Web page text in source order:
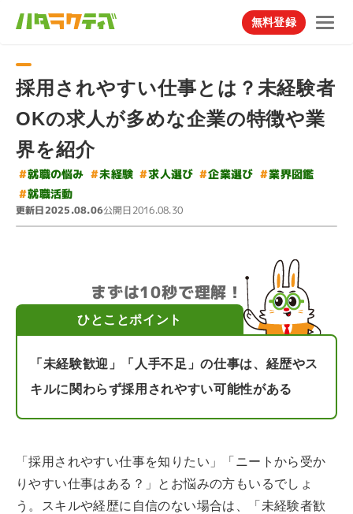
無料登録
採用されやすい仕事とは？未経験者
OKの求人が多めな企業の特徴や業
界を紹介
#就職の悩み #未経験 #求人選び #企業選び #業界図鑑
#就職活動
更新日2025.08.06公開日2016.08.30
まずは10秒で理解！
ひとことポイント
「未経験歓迎」「人手不足」の仕事は、経歴やス
キルに関わらず採用されやすい可能性がある
「採用されやすい仕事を知りたい」「ニートから受か
りやすい仕事はある？」とお悩みの方もいるでしょ
う。スキルや経歴に自信のない場合は、「未経験者歓